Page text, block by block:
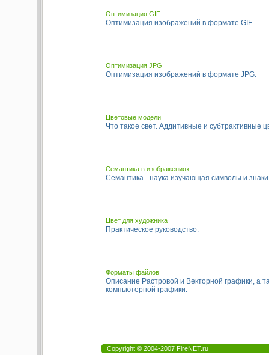
Оптимизация GIF
Оптимизация изображений в формате GIF.
Оптимизация JPG
Оптимизация изображений в формате JPG.
Цветовые модели
Что такое свет. Аддитивные и субтрактивные
Семантика в изображениях
Семантика - наука изучающая символы и
Цвет для художника
Практическое руководство.
Форматы файлов
Описание Растровой и Векторной графики, а
компьютерной графики.
Copyright © 2004-2007 FireNET.ru